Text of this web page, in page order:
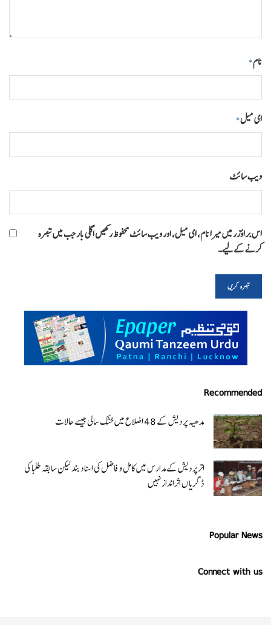
نام*
ای میل*
ویب‌ سائٹ
اس براؤزر میں میرا نام، ای میل، اور ویب سائٹ محفوظ رکھیں اگلی بار جب میں تبصرہ
کرنے کےلیے۔
Recommended
مدھیہ پردیش کے 48 اضلاع میں خشک سالی جیسے حالات
اتر پردیش کےمدارس میں کامل و فاضل کی اسناد بند لیکن سابقہ طلبا کی
ڈگریا ں اثرانداز نہیں
Popular News
Connect with us